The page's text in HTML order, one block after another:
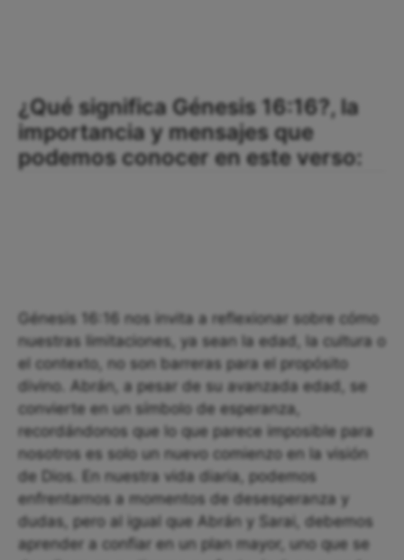
¿Qué significa Génesis 16:16?, la
importancia y mensajes que
podemos conocer en este verso:
Génesis 16:16 nos invita a reflexionar sobre cómo
nuestras limitaciones, ya sean la edad, la cultura o
el contexto, no son barreras para el propósito
divino. Abrán, a pesar de su avanzada edad, se
convierte en un símbolo de esperanza,
recordándonos que lo que parece imposible para
nosotros es solo un nuevo comienzo en la visión
de Dios. En nuestra vida diaria, podemos
enfrentarnos a momentos de desesperanza y
dudas, pero al igual que Abrán y Sarai, debemos
aprender a confiar en un plan mayor, uno que se